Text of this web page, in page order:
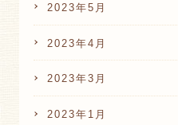
2023年5月
2023年4月
2023年3月
2023年1月